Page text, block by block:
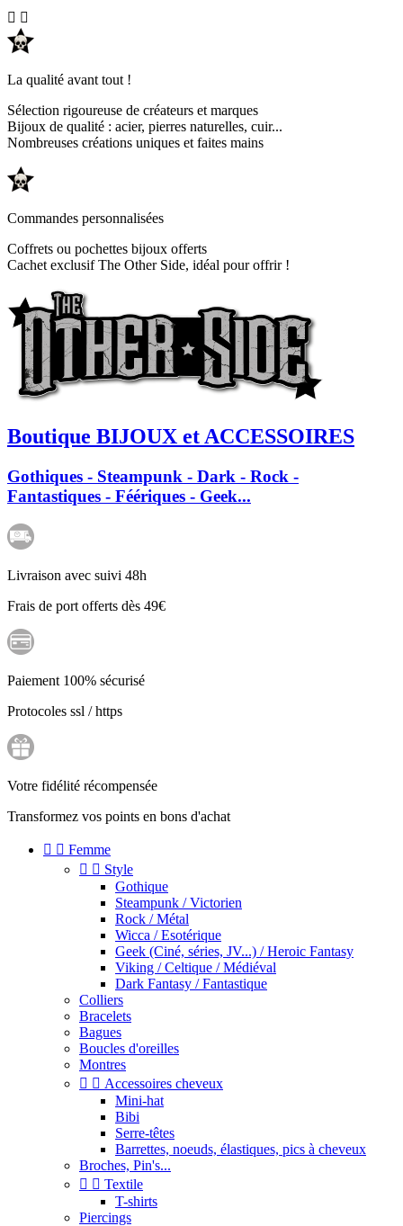
 
La qualité avant tout !
Sélection rigoureuse de créateurs et marques
Bijoux de qualité : acier, pierres naturelles, cuir...
Nombreuses créations uniques et faites mains
Commandes personnalisées
Coffrets ou pochettes bijoux offerts
Cachet exclusif The Other Side, idéal pour offrir !
Boutique BIJOUX et ACCESSOIRES
Gothiques - Steampunk - Dark - Rock -
Fantastiques - Féériques - Geek...
Livraison avec suivi 48h
Frais de port offerts dès 49€
Paiement 100% sécurisé
Protocoles ssl / https
Votre fidélité récompensée
Transformez vos points en bons d'achat
  Femme
  Style
Gothique
Steampunk / Victorien
Rock / Métal
Wicca / Esotérique
Geek (Ciné, séries, JV...) / Heroic Fantasy
Viking / Celtique / Médiéval
Dark Fantasy / Fantastique
Colliers
Bracelets
Bagues
Boucles d'oreilles
Montres
  Accessoires cheveux
Mini-hat
Bibi
Serre-têtes
Barrettes, noeuds, élastiques, pics à cheveux
Broches, Pin's...
  Textile
T-shirts
Piercings